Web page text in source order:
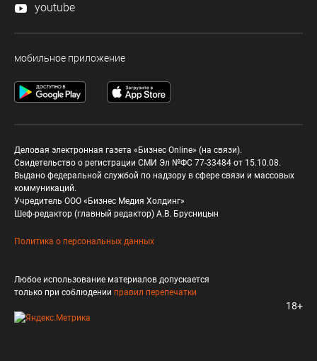
youtube
мобильное приложение
Деловая электронная газета «Бизнес Online» (на связи).
Свидетельство о регистрации СМИ Эл №ФС 77-33484 от 15.10.08.
Выдано федеральной службой по надзору в сфере связи и массовых
коммуникаций.
Учредитель ООО «Бизнес Медия Холдинг»
Шеф-редактор (главный редактор) А.В. Брусницын
Политика о персональных данных
Любое использование материалов допускается
только при соблюдении правил перепечатки
18+